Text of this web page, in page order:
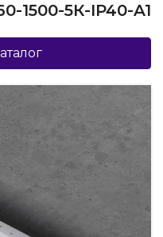
17:30
звонок
1500-5К-IP40-A1